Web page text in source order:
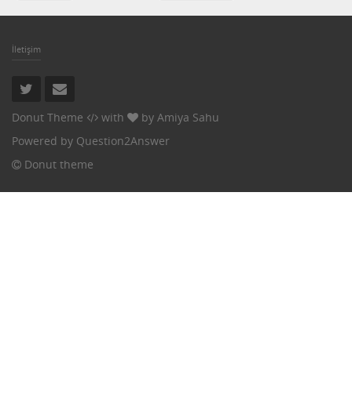
İletişim
Donut Theme with by Amiya Sahu
Powered by Question2Answer
Donut theme